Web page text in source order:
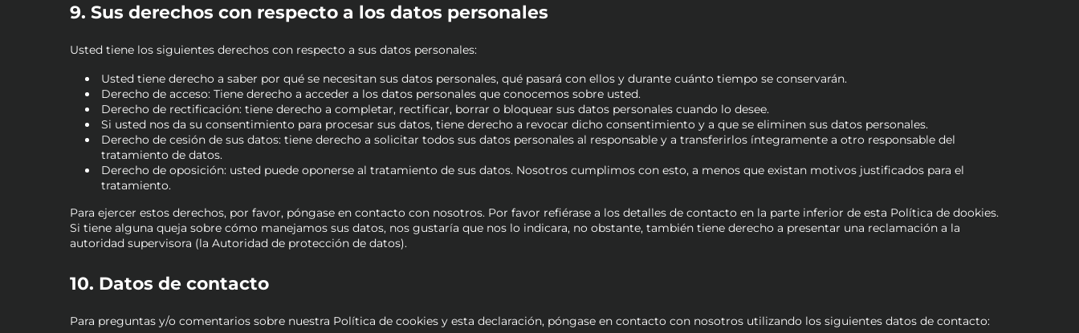
9. Sus derechos con respecto a los datos personales
Usted tiene los siguientes derechos con respecto a sus datos personales:
Usted tiene derecho a saber por qué se necesitan sus datos personales, qué pasará con ellos y durante cuánto tiempo se conservarán.
Derecho de acceso: Tiene derecho a acceder a los datos personales que conocemos sobre usted.
Derecho de rectificación: tiene derecho a completar, rectificar, borrar o bloquear sus datos personales cuando lo desee.
Si usted nos da su consentimiento para procesar sus datos, tiene derecho a revocar dicho consentimiento y a que se eliminen sus datos personales.
Derecho de cesión de sus datos: tiene derecho a solicitar todos sus datos personales al responsable y a transferirlos íntegramente a otro responsable del
tratamiento de datos.
Derecho de oposición: usted puede oponerse al tratamiento de sus datos. Nosotros cumplimos con esto, a menos que existan motivos justificados para el
tratamiento.
Para ejercer estos derechos, por favor, póngase en contacto con nosotros. Por favor refiérase a los detalles de contacto en la parte inferior de esta Política de dookies.
Si tiene alguna queja sobre cómo manejamos sus datos, nos gustaría que nos lo indicara, no obstante, también tiene derecho a presentar una reclamación a la
autoridad supervisora (la Autoridad de protección de datos).
10. Datos de contacto
Para preguntas y/o comentarios sobre nuestra Política de cookies y esta declaración, póngase en contacto con nosotros utilizando los siguientes datos de contacto: